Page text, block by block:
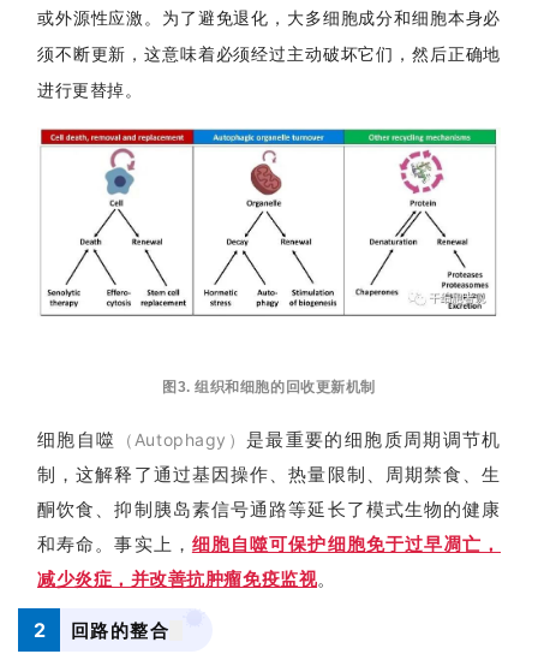
行
业
资
转
化
会
活
动
或外源性应激。为了避免退化，大多细胞成分和细胞本身必
须不断更新，这意味着必须经过主动破坏它们，然后正确地
进行更替掉。
图3. 组织和细胞的回收更新机制
细胞自噬 （Autophagy） 是最重要的细胞质周期调节机
制，这解释了通过基因操作、热量限制、 周期禁食、生
酮饮食、抑制胰岛素信号通路等延长了模式生物的健康
和寿命。事实上， 细胞自噬可保护细胞免于过早凋亡，
减少炎症，并改善抗肿瘤免疫监视。
2 回路的整合